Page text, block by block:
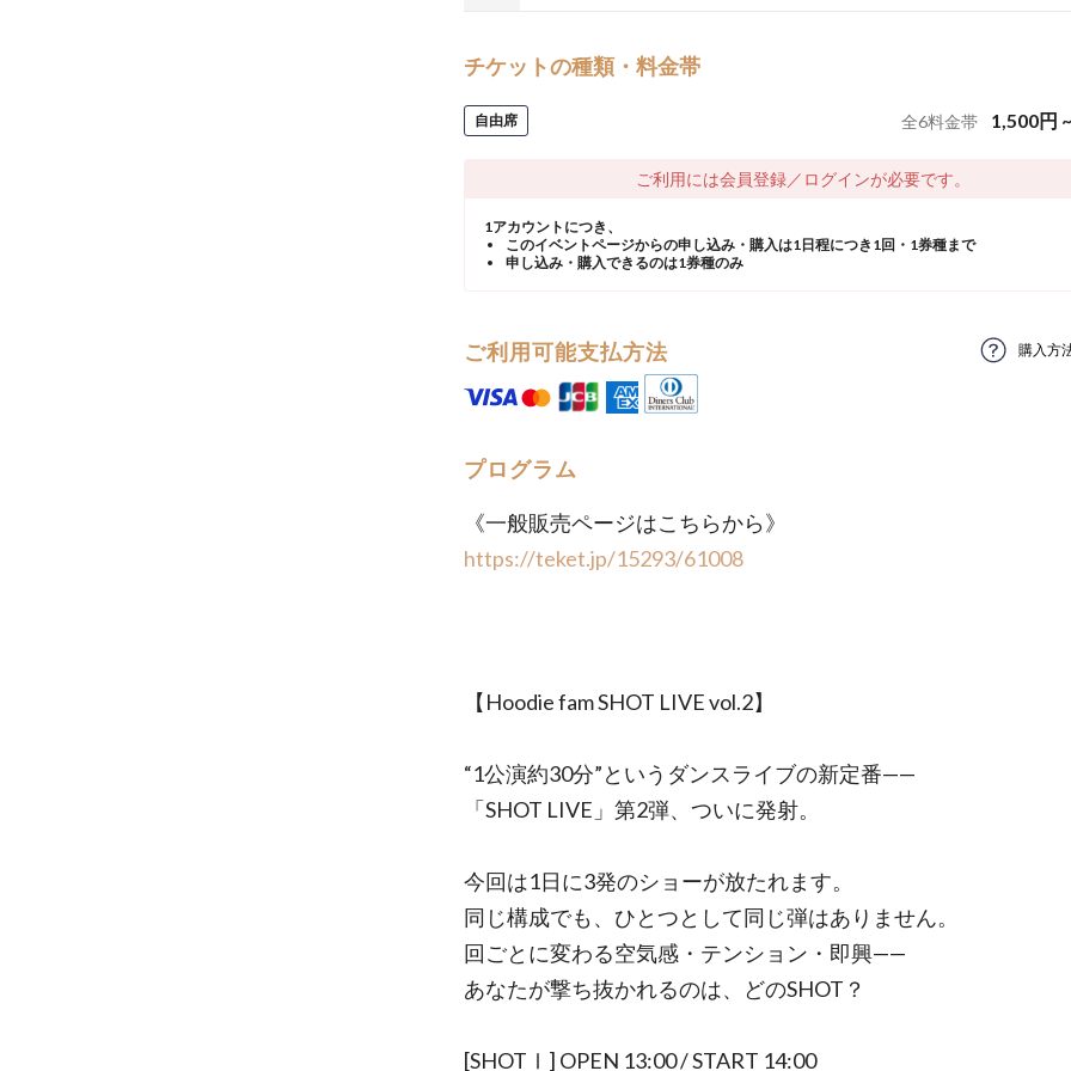
チケットの種類・料金帯
自由席 全6料金帯 1,500円 ~
ご利用には会員登録／ログインが必要です。
1アカウントにつき、
このイベントページからの申し込み・購入は1日程につき1回・1券種まで
申し込み・購入できるのは1券種のみ
ご利用可能支払方法 購入方
プログラム
《一般販売ページはこちらから》
https://teket.jp/15293/61008
【Hoodie fam SHOT LIVE vol.2】
“1公演約30分”というダンスライブの新定番——
「SHOT LIVE」第2弾、ついに発射。
今回は1日に3発のショーが放たれます。
同じ構成でも、ひとつとして同じ弾はありません。
回ごとに変わる空気感・テンション・即興——
あなたが撃ち抜かれるのは、どのSHOT？
[SHOTⅠ] OPEN 13:00 / START 14:00